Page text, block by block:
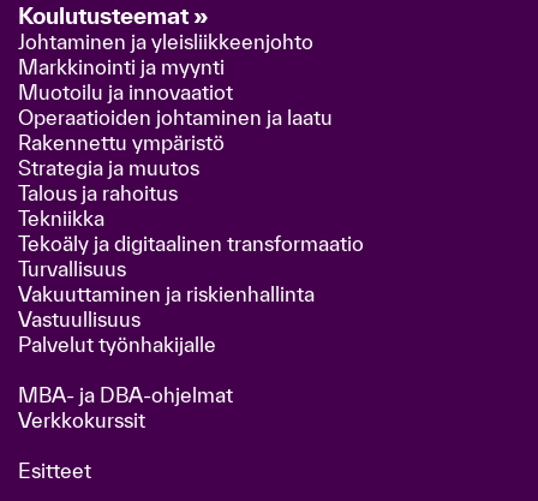
Koulutusteemat »
Johtaminen ja yleisliikkeenjohto
Markkinointi ja myynti
Muotoilu ja innovaatiot
Operaatioiden johtaminen ja laatu
Rakennettu ympäristö
Strategia ja muutos
Talous ja rahoitus
Tekniikka
Tekoäly ja digitaalinen transformaatio
Turvallisuus
Vakuuttaminen ja riskienhallinta
Vastuullisuus
Palvelut työnhakijalle
MBA- ja DBA-ohjelmat
Verkkokurssit
Esitteet